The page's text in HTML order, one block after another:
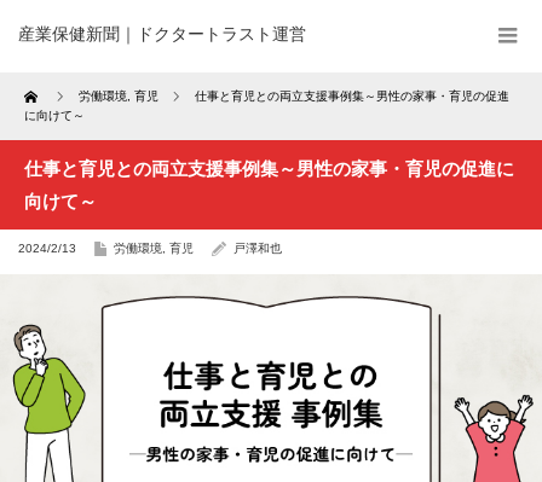
産業保健新聞｜ドクタートラスト運営
Home 労働環境 育児
仕事と育児との両立支援事例集～男性の家事・育児の促進
に向けて～
仕事と育児との両立支援事例集～男性の家事・育児の促進に
向けて～
2024/2/13 労働環境 育児 戸澤和也